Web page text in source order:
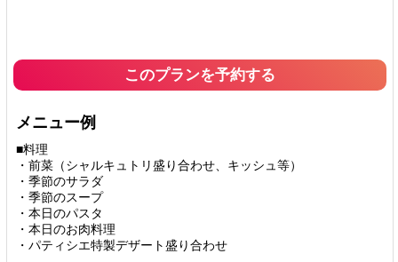
このプランを予約する
メニュー例
■料理
・前菜（シャルキュトリ盛り合わせ、キッシュ等）
・季節のサラダ
・季節のスープ
・本日のパスタ
・本日のお肉料理
・パティシエ特製デザート盛り合わせ